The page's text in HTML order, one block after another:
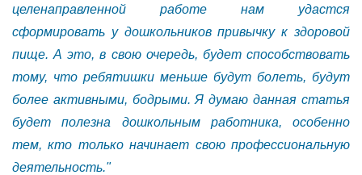
целенаправленной работе нам удастся
сформировать у дошкольников привычку к здоровой
пище. А это, в свою очередь, будет способствовать
тому, что ребятишки меньше будут болеть, будут
более активными, бодрыми. Я думаю данная статья
будет полезна дошкольным работника, особенно
тем, кто только начинает свою профессиональную
деятельность."